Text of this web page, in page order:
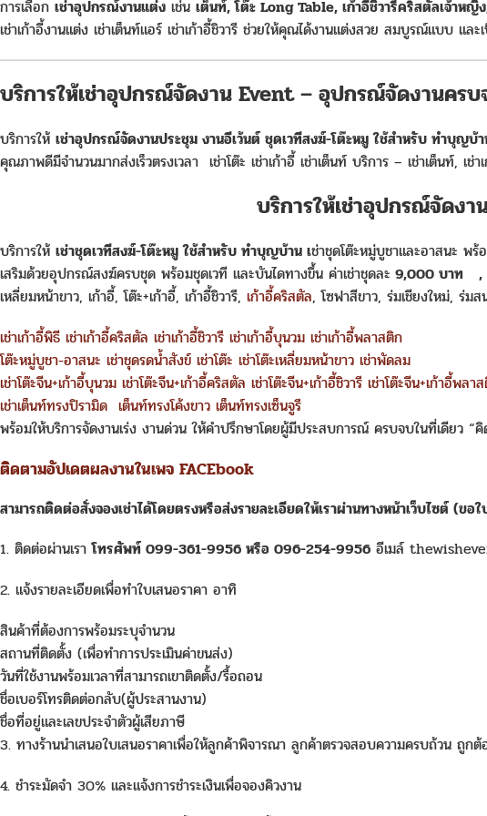
การเลือก เช่าอุปกรณ์งานแต่ง เช่น เต็นท์, โต๊ะ Long Table, เก้าอี้ชิวารีคริสตัลเจ้าห
เช่าเก้าอี้งานแต่ง เช่าเต็นท์แอร์ เช่าเก้าอี้ชิวารี ช่วยให้คุณได้งานแต่งสวย สมบูรณ์แบบ แ
บริการให้เช่าอุปกรณ์จัดงาน Event – อุปกรณ์จัดงานคร
บริการให้ เช่าอุปกรณ์จัดงานประชุม งานอีเว้นต์ ชุดเวทีสงฆ์-โต๊ะหมู ใช้สำหรับ ทำบุญบ้
คุณภาพดีมีจำนวนมากส่งเร็วตรงเวลา เช่าโต๊ะ เช่าเก้าอี้ เช่าเต็นท์ บริการ – เช่าเต็นท์, เช่าเ
บริการให้เช่าอุปกรณ์จัดงา
บริการให้ เช่าชุดเวทีสงฆ์-โต๊ะหมู ใช้สำหรับ ทำบุญบ้าน เช่าชุดโต๊ะหมู่บูชาและอาสนะ พ
เสริมด้วยอุปกรณ์สงฆ์ครบชุด พร้อมชุดเวที และบันไดทางขึ้น ค่าเช่าชุดละ 9,000 บาท ,
เหลี่ยมหน้าขาว, เก้าอี้, โต๊ะ+เก้าอี้, เก้าอี้ชิวารี, เก้าอี้คริสตัล, โซฟาสีขาว, ร่มเชียงใหม่, ร่ม
เช่าเก้าอี้พิธี เช่าเก้าอี้คริสตัล เช่าเก้าอี้ชิวารี เช่าเก้าอี้บุนวม เช่าเก้าอี้พลาสติก
โต๊ะหมู่บูชา-อาสนะ เช่าชุดรดน้ำสังข์ เช่าโต๊ะ เช่าโต๊ะเหลี่ยมหน้าขาว เช่าพัดลม
เช่าโต๊ะจีน+เก้าอี้บุนวม เช่าโต๊ะจีน+เก้าอี้คริสตัล เช่าโต๊ะจีน+เก้าอี้ชิวารี เช่าโต๊ะจีน+เก้าอี้พลา
เช่าเต็นท์ทรงปิรามิด เต็นท์ทรงโค้งขาว เต็นท์ทรงเซ็นจูรี
พร้อมให้บริการจัดงานเร่ง งานด่วน ให้คำปรึกษาโดยผู้มีประสบการณ์ ครบจบในที่เดียว “
ติดตามอัปเดตผลงานในเพจ FACEbook
สามารถติดต่อสั่งจองเช่าได้โดยตรงหรือส่งรายละเอียดให้เราผ่านทางหน้าเว็บไซต์ (ขอ
1. ติดต่อผ่านเราโทรศัพท์ 099-361-9956 หรือ 096-254-9956 อีเมล์
2. แจ้งรายละเอียดเพื่อทำใบเสนอราคา อาทิ
สินค้าที่ต้องการพร้อมระบุจำนวน
สถานที่ติดตั้ง (เพื่อทำการประเมินค่าขนส่ง)
วันที่ใช้งานพร้อมเวลาที่สามารถเขาติดตั้ง/รื้อถอน
ชื่อเบอร์โทรติดต่อกลับ(ผู้ประสานงาน)
ชื่อที่อยู่และเลขประจำตัวผู้เสียภาษี
3. ทางร้านนำเสนอใบเสนอราคาเพื่อให้ลูกค้าพิจารณา ลูกค้าตรวจสอบความครบถ้วน ถูกต้
4. ชำระมัดจำ 30% และแจ้งการชำระเงินเพื่อจองคิวงาน